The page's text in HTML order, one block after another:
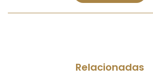
Relacionadas